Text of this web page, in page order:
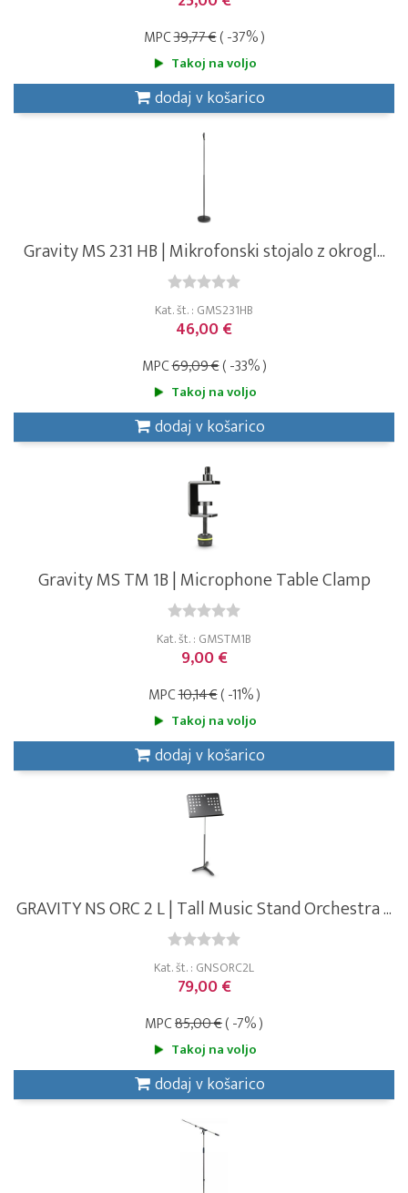
MPC39,77 €( -37% )
Takoj na voljo
dodaj v košarico
Gravity MS 231 HB | Mikrofonski stojalo z okrogl...
Kat. št. : GMS231HB
46,00 €
MPC69,09 €( -33% )
Takoj na voljo
dodaj v košarico
Gravity MS TM 1B | Microphone Table Clamp
Kat. št. : GMSTM1B
9,00 €
MPC10,14 €( -11% )
Takoj na voljo
dodaj v košarico
GRAVITY NS ORC 2 L | Tall Music Stand Orchestra ...
Kat. št. : GNSORC2L
79,00 €
MPC85,00 €( -7% )
Takoj na voljo
dodaj v košarico